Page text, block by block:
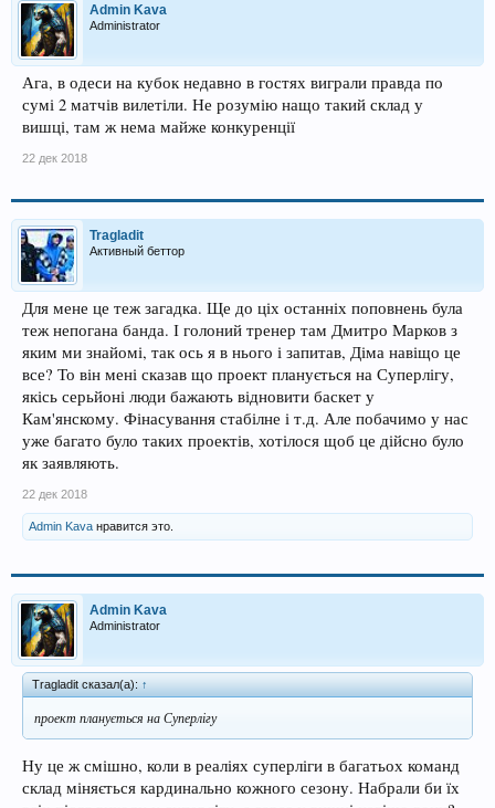
Admin Kava
Administrator
Ага, в одеси на кубок недавно в гостях виграли правда по
сумі 2 матчів вилетіли. Не розумію нащо такий склад у
вишці, там ж нема майже конкуренції
22 дек 2018
Tragladit
Активный беттор
Для мене це теж загадка. Ще до ціх останніх поповнень була
теж непогана банда. І голоний тренер там Дмитро Марков з
яким ми знайомі, так ось я в нього і запитав, Діма навіщо це
все? То він мені сказав що проект планується на Суперлігу,
якісь серьйоні люди бажають відновити баскет у
Кам'янскому. Фінасування стабілне і т.д. Але побачимо у нас
уже багато було таких проектів, хотілося щоб це дійсно було
як заявляють.
22 дек 2018
Admin Kava нравится это.
Admin Kava
Administrator
Tragladit сказал(а): ↑
проект планується на Суперлігу
Ну це ж смішно, коли в реаліях суперліги в багатьох команд
склад міняється кардинально кожного сезону. Набрали би їх